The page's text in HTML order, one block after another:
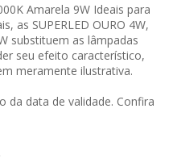
Amarela 9W Ideais para
as SUPERLED OURO 4W,
substituem as lâmpadas
seu efeito característico,
meramente ilustrativa.
da data de validade. Confira